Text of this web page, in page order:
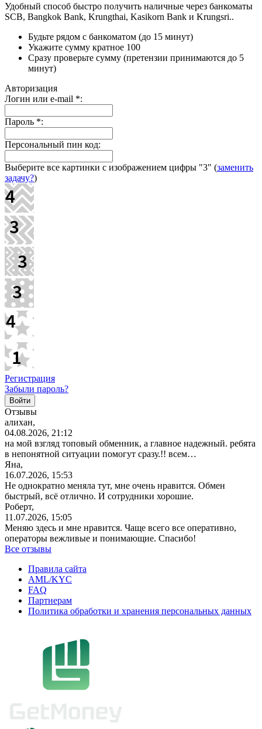
Удобный способ быстро получить наличные через банкоматы
SCB, Bangkok Bank, Krungthai, Kasikorn Bank и Krungsri..
Будьте рядом с банкоматом (до 15 минут)
Укажите сумму кратное 100
Сразу проверьте сумму (претензии принимаются до 5
минут)
Авторизация
Логин или e-mail *:
Пароль *:
Персональный пин код:
Выберите все картинки с изображением цифры "3" (заменить
задачу?)
Регистрация
Забыли пароль?
Отзывы
алихан,
04.08.2026, 21:12
на мой взгляд топовый обменник, а главное надежный. ребята
в непонятной ситуации помогут сразу.!! всем…
Яна,
16.07.2026, 15:53
Не однократно меняла тут, мне очень нравится. Обмен
быстрый, всё отлично. И сотрудники хорошие.
Роберт,
11.07.2026, 15:05
Меняю здесь и мне нравится. Чаще всего все оперативно,
операторы вежливые и понимающие. Спасибо!
Все отзывы
Правила сайта
AML/KYC
FAQ
Партнерам
Политика обработки и хранения персональных данных